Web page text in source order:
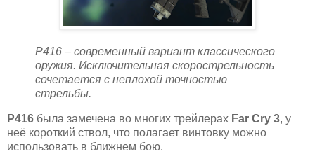
P416 – современный вариант классического
оружия. Исключительная скорострельность
сочетается с неплохой точностью
стрельбы.
P416 была замечена во многих трейлерах Far Cry 3, у
неё короткий ствол, что полагает винтовку можно
использовать в ближнем бою.